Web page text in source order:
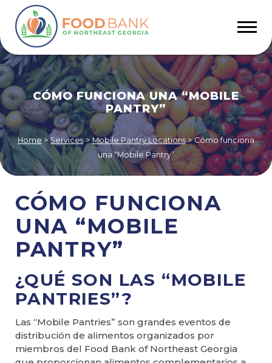
CÓMO FUNCIONA UNA “MOBILE
PANTRY”
Home > Services > Mobile Pantry Locations > Cómo funciona
una “Mobile Pantry”
CÓMO FUNCIONA
UNA “MOBILE
PANTRY”
¿QUÉ SON LAS “MOBILE
PANTRIES”?
Las “Mobile Pantries” son grandes eventos de
distribución de alimentos organizados por
miembros del Food Bank of Northeast Georgia